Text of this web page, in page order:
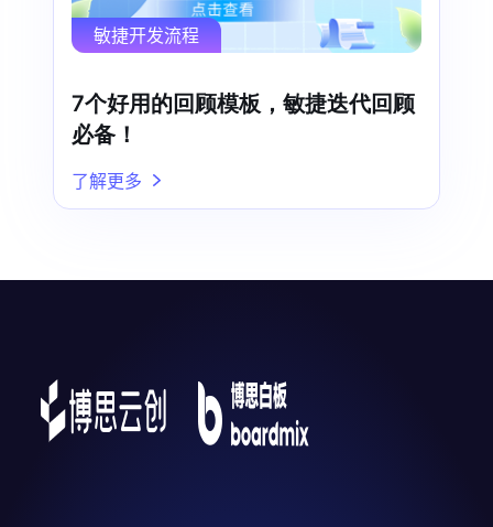
敏捷开发流程
7个好用的回顾模板，敏捷迭代回顾
必备！
了解更多